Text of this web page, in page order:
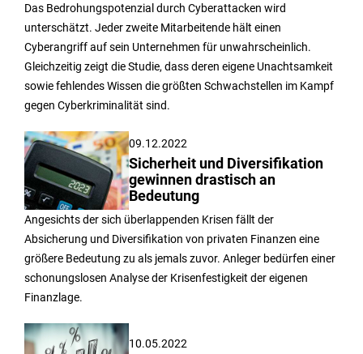
Das Bedrohungspotenzial durch Cyberattacken wird
unterschätzt. Jeder zweite Mitarbeitende hält einen
Cyberangriff auf sein Unternehmen für unwahrscheinlich.
Gleichzeitig zeigt die Studie, dass deren eigene Unachtsamkeit
sowie fehlendes Wissen die größten Schwachstellen im Kampf
gegen Cyberkriminalität sind.
09.12.2022
Sicherheit und Diversifikation
gewinnen drastisch an
Bedeutung
Angesichts der sich überlappenden Krisen fällt der
Absicherung und Diversifikation von privaten Finanzen eine
größere Bedeutung zu als jemals zuvor. Anleger bedürfen einer
schonungslosen Analyse der Krisenfestigkeit der eigenen
Finanzlage.
10.05.2022